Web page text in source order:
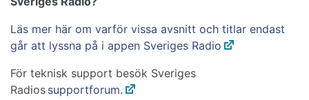
Läs mer här om varför vissa avsnitt och titlar endast
går att lyssna på i appen Sveriges Radio
För teknisk support besök Sveriges
Radios supportforum.